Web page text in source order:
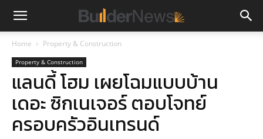
Home Property & Construction
Property & Construction
แลนดี้ โฮม เผยโฉมแบบบ้าน
เดอะ ซิกเนเจอร์ ตอบโจทย์
ครอบครัวอินเทรนด์